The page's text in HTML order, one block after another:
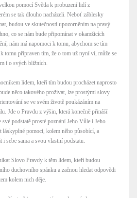
pomocí Světla k probuzení lidí z
se tak dlouho nacházeli. Neboť záblesky
budou ve skutečnosti upozorněním na pravý
co se nám bude připomínat v okamžicích
nám má napomoci k tomu, abychom se tím
tomu připraven tím, že o tom už nyní ví, může se
i o svých bližních.
lidem, kteří tím budou procházet naprosto
něco takového prožívat, lze prostými slovy
se ve svém životě poukázáním na
Jde o Pravdu z výšin, která konečně přináší
své podstatě prosté poznání Jeho Vůle i Jeho
láskyplné pomoci, kolem něho působící, a
i sebe sama a svou vlastní podstatu.
Slovo Pravdy k těm lidem, kteří budou
duchovního spánku a začnou hledat odpovědi
kolem nich děje.